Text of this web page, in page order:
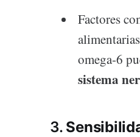
Factores
omega-6
sistema
3.